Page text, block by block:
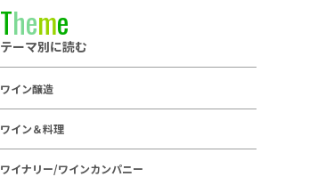
Theme
テーマ別に読む
ワイン醸造
ワイン＆料理
ワイナリー/ワインカンパニー